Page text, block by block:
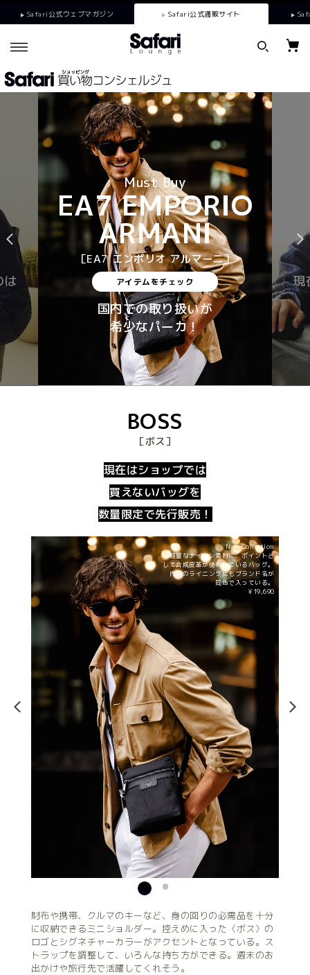
Safari公式ウェブマガジン Safari公式通販サイト
は
Must Buy
EA7 EMPORIO
ARMANI
［EA7 エンポリオ アルマーニ］
アイテムをチェック
国内での取り扱いが
希少なパーカ！
現
BOSS
［ボス］
現在はショップでは
買えないバッグを
数量限定で先行販売！
New Collection
軽量なナイロン素材に、ポイントと
して合成皮革が使われているバッグ。
内側のライニングにもブランド名が
同色で入っている。
¥19,690
財布や携帯、クルマのキーなど、身の回りの必需品を十分
に収納できるミニショルダー。控えめに入った〈ボス〉の
ロゴとシグネチャーカラーがアクセントとなっている。ス
トラップを調整して、いろんな持ち方ができる。週末のお
出かけや旅行先で活躍してくれそう。